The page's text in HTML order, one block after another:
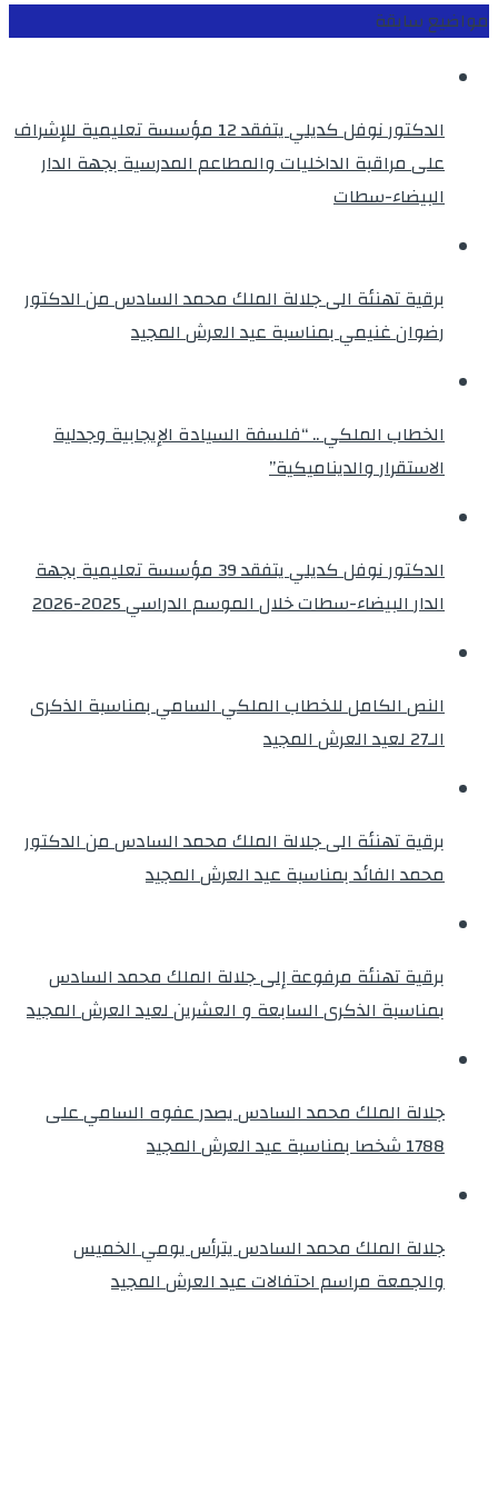
مواضيع سابقة
الدكتور نوفل كديلي يتفقد 12 مؤسسة تعليمية للإشراف
على مراقبة الداخليات والمطاعم المدرسية بجهة الدار
البيضاء-سطات
برقية تهنئة الى جلالة الملك محمد السادس من الدكتور
رضوان غنيمي بمناسبة عيد العرش المجيد
الخطاب الملكي .. “فلسفة السيادة الإيجابية وجدلية
الاستقرار والديناميكية”
الدكتور نوفل كديلي يتفقد 39 مؤسسة تعليمية بجهة
الدار البيضاء-سطات خلال الموسم الدراسي 2025-2026
النص الكامل للخطاب الملكي السامي بمناسبة الذكرى
الـ27 لعيد العرش المجيد
برقية تهنئة الى جلالة الملك محمد السادس من الدكتور
محمد الفائد بمناسبة عيد العرش المجيد
برقية تهنئة مرفوعة إلى جلالة الملك محمد السادس
بمناسبة الذكرى السابعة و العشرين لعيد العرش المجيد
جلالة الملك محمد السادس يصدر عفوه السامي على
1788 شخصا بمناسبة عيد العرش المجيد
جلالة الملك محمد السادس يترأس يومي الخميس
والجمعة مراسم احتفالات عيد العرش المجيد